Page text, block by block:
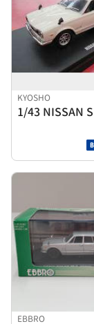
KYOSHO
EBBRO